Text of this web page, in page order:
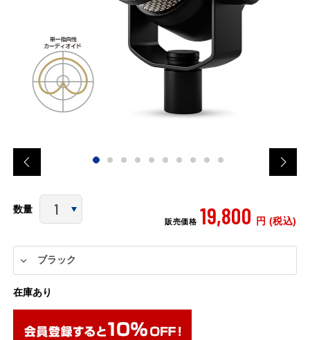
数量
販売価格 19,800 円 (税込)
在庫あり